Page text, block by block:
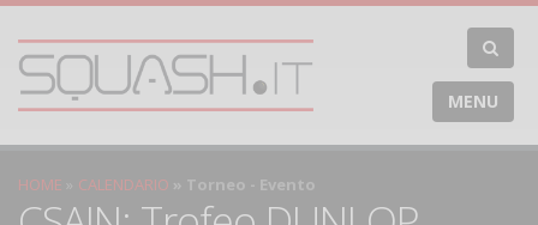
MENU
HOME CALENDARIO Torneo - Evento